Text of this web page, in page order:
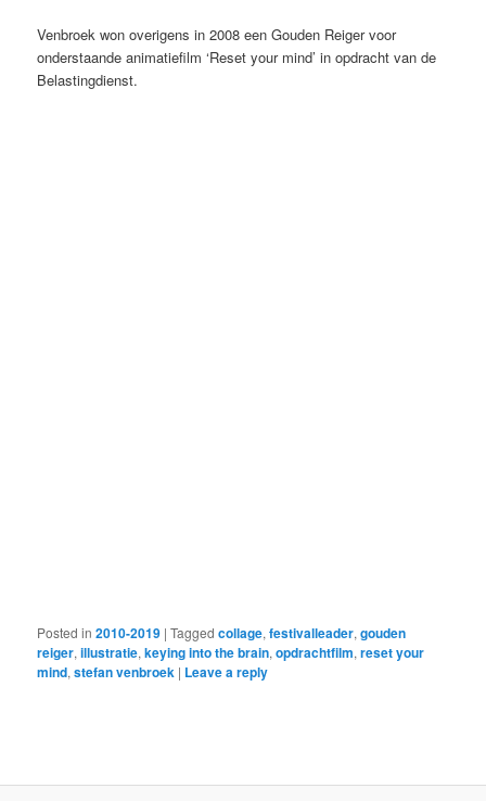
Venbroek won overigens in 2008 een Gouden Reiger voor
onderstaande animatiefilm ‘Reset your mind’ in opdracht van de
Belastingdienst.
Posted in 2010-2019 |Tagged collage,festivalleader,gouden
reiger,illustratie,keying into the brain,opdrachtfilm,reset your
mind,stefan venbroek | Leave a reply